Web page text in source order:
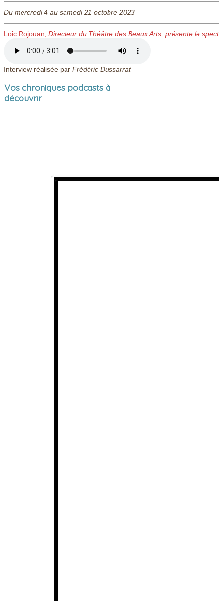
Du mercredi 4 au samedi 21 octobre 2023
Loic Rojouan, Directeur du Théâtre des Beaux Arts, présente le
Interview réalisée par Frédéric Dussarrat
Vos chroniques podcasts à
découvrir